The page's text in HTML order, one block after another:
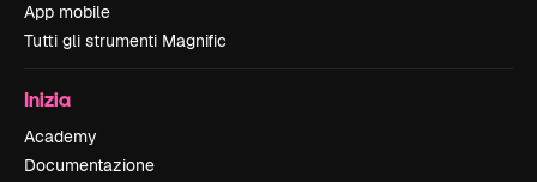
App mobile
Tutti gli strumenti Magnific
Inizia
Academy
Documentazione